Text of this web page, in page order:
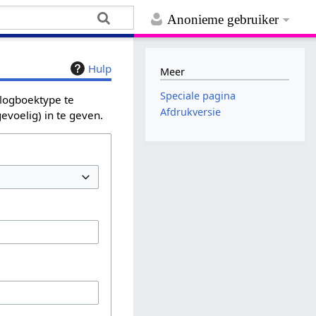
Anonieme gebruiker
Hulp
te
in te geven.
Meer
Speciale pagina
Afdrukversie